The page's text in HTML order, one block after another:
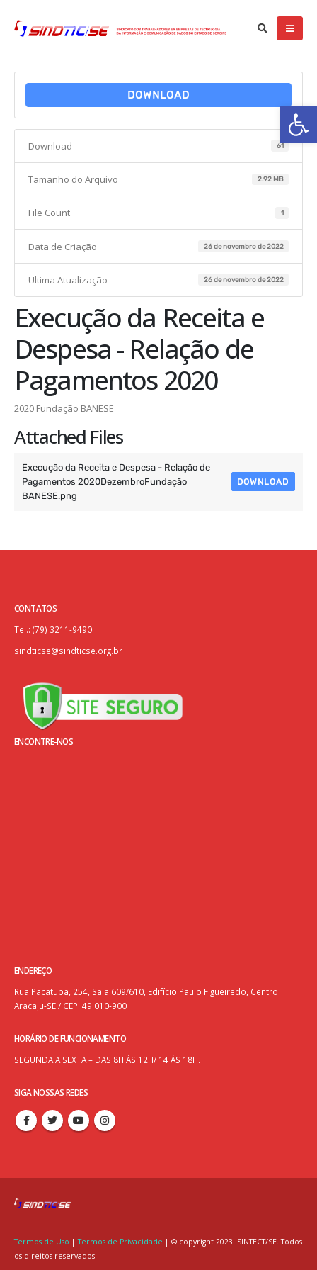
DOWNLOAD
Download 61
Tamanho do Arquivo 2.92 MB
File Count 1
Data de Criação 26 de novembro de 2022
Ultima Atualização 26 de novembro de 2022
Execução da Receita e
Despesa - Relação de
Pagamentos 2020
2020 Fundação BANESE
Attached Files
Execução da Receita e Despesa - Relação de
Pagamentos 2020DezembroFundação
BANESE.png
DOWNLOAD
CONTATOS
Tel.: (79) 3211-9490
sindticse@sindticse.org.br
ENCONTRE-NOS
ENDEREÇO
Rua Pacatuba, 254, Sala 609/610, Edifício Paulo Figueiredo, Centro.
Aracaju-SE / CEP: 49.010-900
HORÁRIO DE FUNCIONAMENTO
SEGUNDA A SEXTA – DAS 8H ÀS 12H/ 14 ÀS 18H.
SIGA NOSSAS REDES
Termos de Uso |Termos de Privacidade | © copyright 2023. SINTECT/SE. Todos
os direitos reservados